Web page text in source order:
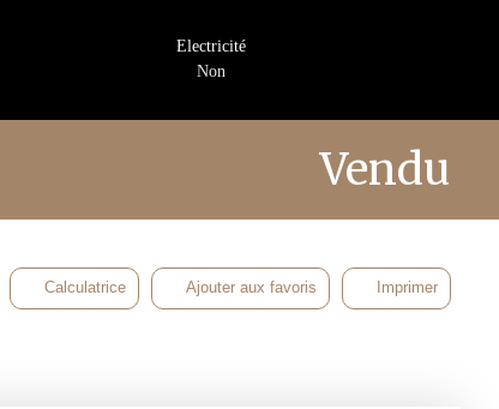
Electricité
Non
Vendu
Calculatrice Ajouter aux favoris Imprimer